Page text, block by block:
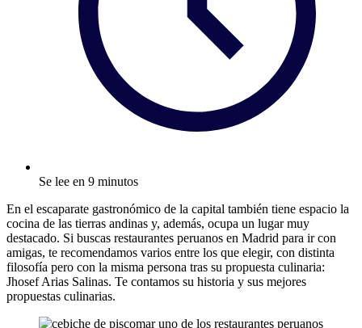
Se lee en 9 minutos
En el escaparate gastronómico de la capital también tiene espacio la
cocina de las tierras andinas y, además, ocupa un lugar muy
destacado. Si buscas restaurantes peruanos en Madrid para ir con
amigas, te recomendamos varios entre los que elegir, con distinta
filosofía pero con la misma persona tras su propuesta culinaria:
Jhosef Arias Salinas. Te contamos su historia y sus mejores
propuestas culinarias.